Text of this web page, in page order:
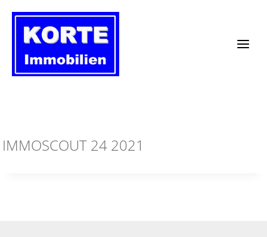
Inhalt
springen
IMMOSCOUT 24 2021